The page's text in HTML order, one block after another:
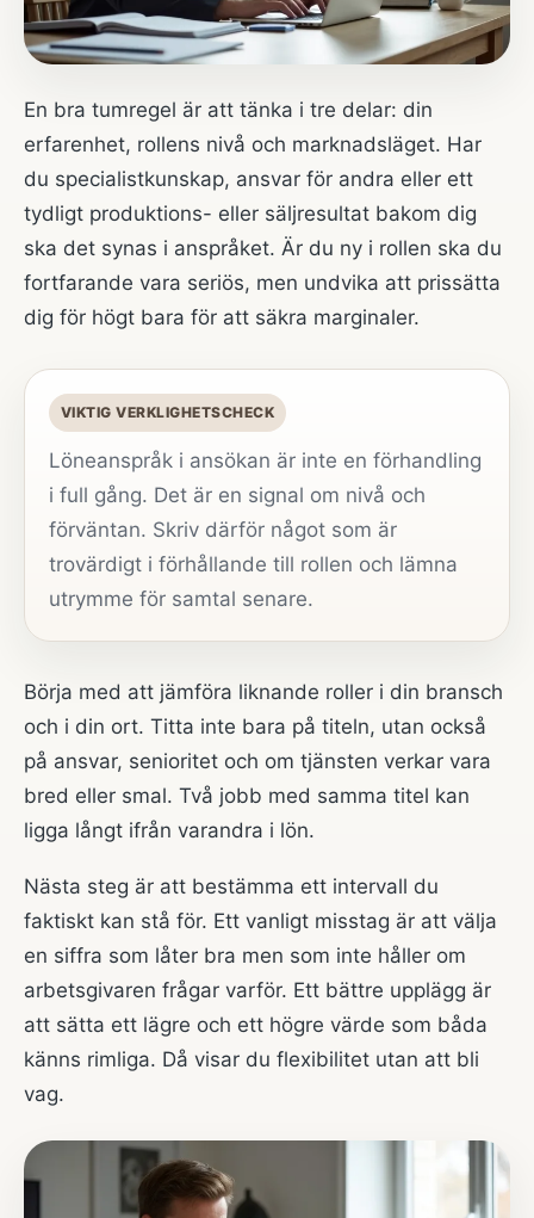
En bra tumregel är att tänka i tre delar: din
erfarenhet, rollens nivå och marknadsläget. Har
du specialistkunskap, ansvar för andra eller ett
tydligt produktions- eller säljresultat bakom dig
ska det synas i anspråket. Är du ny i rollen ska du
fortfarande vara seriös, men undvika att prissätta
dig för högt bara för att säkra marginaler.
VIKTIG VERKLIGHETSCHECK
Löneanspråk i ansökan är inte en förhandling
i full gång. Det är en signal om nivå och
förväntan. Skriv därför något som är
trovärdigt i förhållande till rollen och lämna
utrymme för samtal senare.
Börja med att jämföra liknande roller i din bransch
och i din ort. Titta inte bara på titeln, utan också
på ansvar, senioritet och om tjänsten verkar vara
bred eller smal. Två jobb med samma titel kan
ligga långt ifrån varandra i lön.
Nästa steg är att bestämma ett intervall du
faktiskt kan stå för. Ett vanligt misstag är att välja
en siffra som låter bra men som inte håller om
arbetsgivaren frågar varför. Ett bättre upplägg är
att sätta ett lägre och ett högre värde som båda
känns rimliga. Då visar du flexibilitet utan att bli
vag.